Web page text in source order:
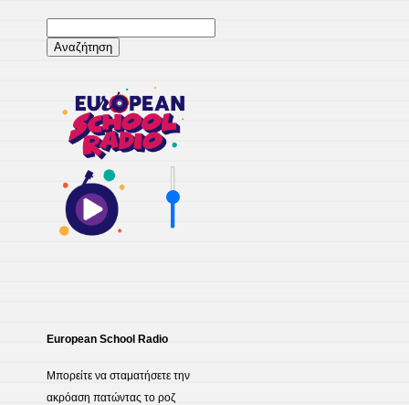
για:
European School Radio
Μπορείτε να σταματήσετε την
ακρόαση πατώντας το ροζ